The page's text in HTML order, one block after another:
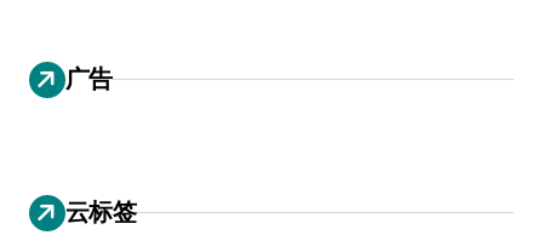
广告
云标签